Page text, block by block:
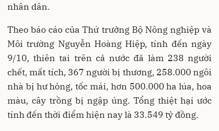
nhân dân.
Theo báo cáo của Thứ trưởng Bộ Nông nghiệp và
Môi trường Nguyễn Hoàng Hiệp, tính đến ngày
9/10, thiên tai trên cả nước đã làm 238 người
chết, mất tích, 367 người bị thương, 258.000 ngôi
nhà bị hư hỏng, tốc mái, hơn 500.000 ha lúa, hoa
màu, cây trồng bị ngập úng. Tổng thiệt hại ước
tính đến thời điểm hiện nay là 33.549 tỷ đồng.